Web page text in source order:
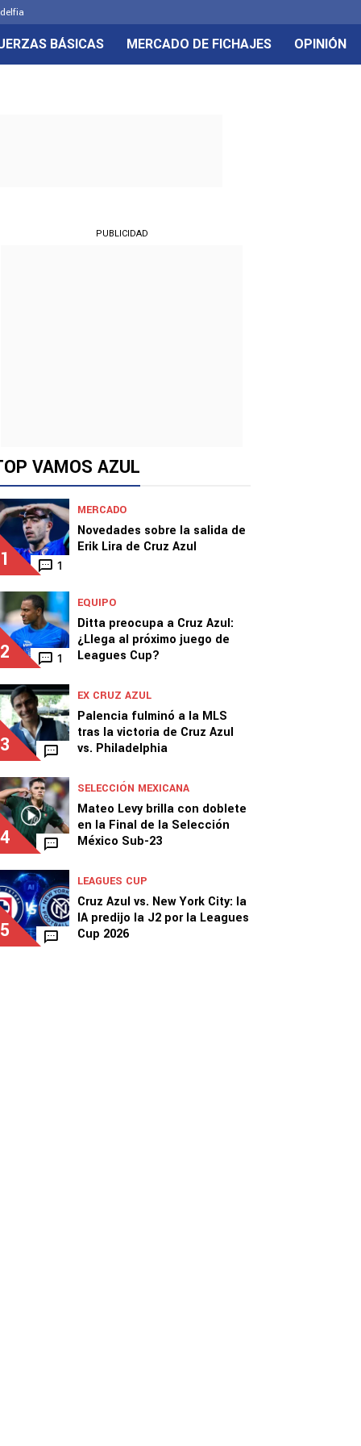
BÁSICAS MERCADO DE FICHAJES OPINIÓN
PUBLICIDAD
VAMOS AZUL
1 1
MERCADO
Novedades sobre la salida de
Erik Lira de Cruz Azul
2 1
EQUIPO
Ditta preocupa a Cruz Azul:
¿Llega al próximo juego de
Leagues Cup?
3
EX CRUZ AZUL
Palencia fulminó a la MLS
tras la victoria de Cruz Azul
vs. Philadelphia
4
SELECCIÓN MEXICANA
Mateo Levy brilla con doblete
en la Final de la Selección
México Sub-23
5
LEAGUES CUP
Cruz Azul vs. New York City: la
IA predijo la J2 por la Leagues
Cup 2026